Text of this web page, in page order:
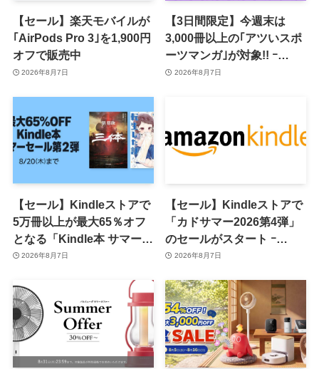
【セール】楽天モバイルが
｢AirPods Pro 3｣を1,900円
オフで販売中
2026年8月7日
【3日間限定】今週末は
3,000冊以上の｢アツいスポ
ーツマンガ｣が対象!! ｰ
｢Amazonマンガ毎週末セ
2026年8月7日
【セール】Kindleストアで
5万冊以上が最大65％オフ
となる「Kindle本 サマーセ
ール第2弾」がスタート
2026年8月7日
【セール】Kindleストアで
「カドサマー2026第4弾」
のセールがスタート ｰ
KADOKAWAのKindle本
フに
2026年8月7日